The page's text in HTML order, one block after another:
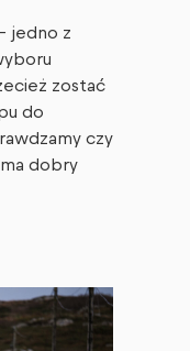
jedno z
zostać
do
czy
ma dobry